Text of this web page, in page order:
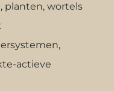
planten, wortels
actieve